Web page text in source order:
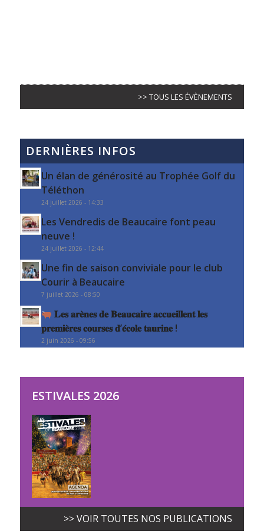
>> TOUS LES ÉVÈNEMENTS
DERNIÈRES INFOS
Un élan de générosité au Trophée Golf du
Téléthon
24 juillet 2026 - 14:33
Les Vendredis de Beaucaire font peau
neuve !
24 juillet 2026 - 12:44
Une fin de saison conviviale pour le club
Courir à Beaucaire
7 juillet 2026 - 08:50
𝐋𝐞𝐬 𝐚𝐫𝐞̀𝐧𝐞𝐬 𝐝𝐞 𝐁𝐞𝐚𝐮𝐜𝐚𝐢𝐫𝐞 𝐚𝐜𝐜𝐮𝐞𝐢𝐥𝐥𝐞𝐧𝐭 𝐥𝐞𝐬
𝐩𝐫𝐞𝐦𝐢𝐞̀𝐫𝐞𝐬 𝐜𝐨𝐮𝐫𝐬𝐞𝐬 𝐝’𝐞́𝐜𝐨𝐥𝐞 𝐭𝐚𝐮𝐫𝐢𝐧𝐞 !
2 juin 2026 - 09:56
ESTIVALES 2026
>> VOIR TOUTES NOS PUBLICATIONS